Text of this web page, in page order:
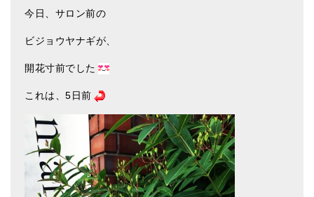
オンライン相談&購入
シンギングボウル講座
倍音呼吸法レッスン
オンラインショップ
カートを見る
商品一覧
アマナマナのシンギングボウル
今日、サロン前の
ビジョウヤナギが、
開花寸前でした
これは、5日前